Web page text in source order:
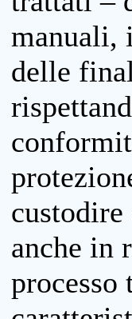
manuali,
delle
anche in
processo